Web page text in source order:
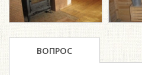
ВОПРОС